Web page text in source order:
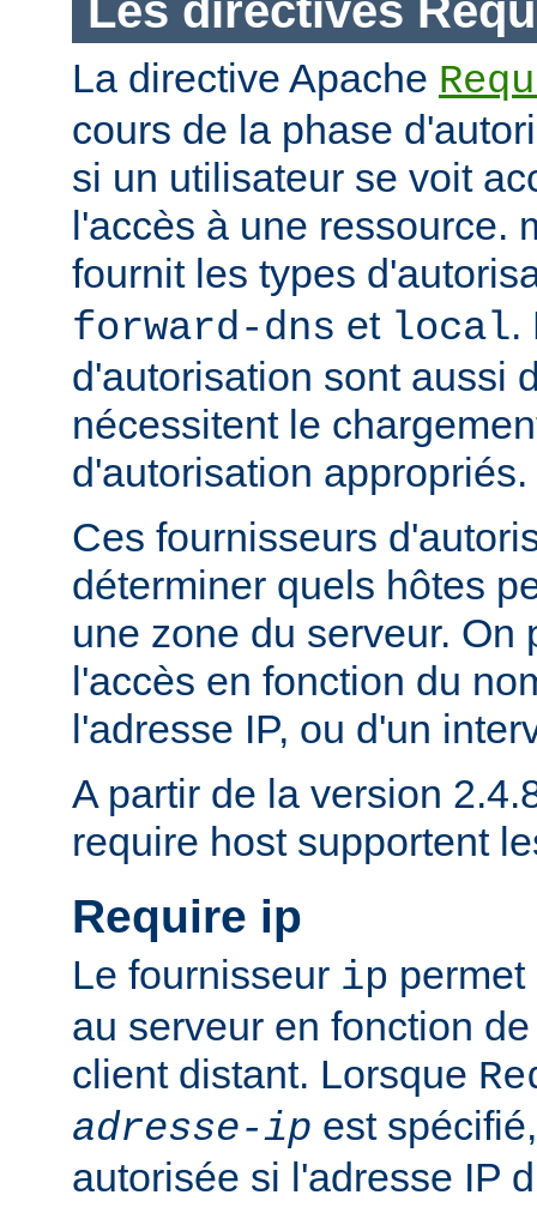
Les directives
La directive Apache
cours de la phase
si un utilisateur se voit
l'accès à une ressource.
fournit les types
forward-dns et local.
d'autorisation sont aussi
nécessitent le
d'autorisation appropriés.
Ces fournisseurs
déterminer quels hôtes
une zone du serveur. On
l'accès en fonction du
l'adresse IP, ou d'un
A partir de la version
require host supportent
Require ip
Le fournisseur ip
au serveur en fonction
client distant. Lorsque
adresse-ip est
autorisée si l'adresse IP